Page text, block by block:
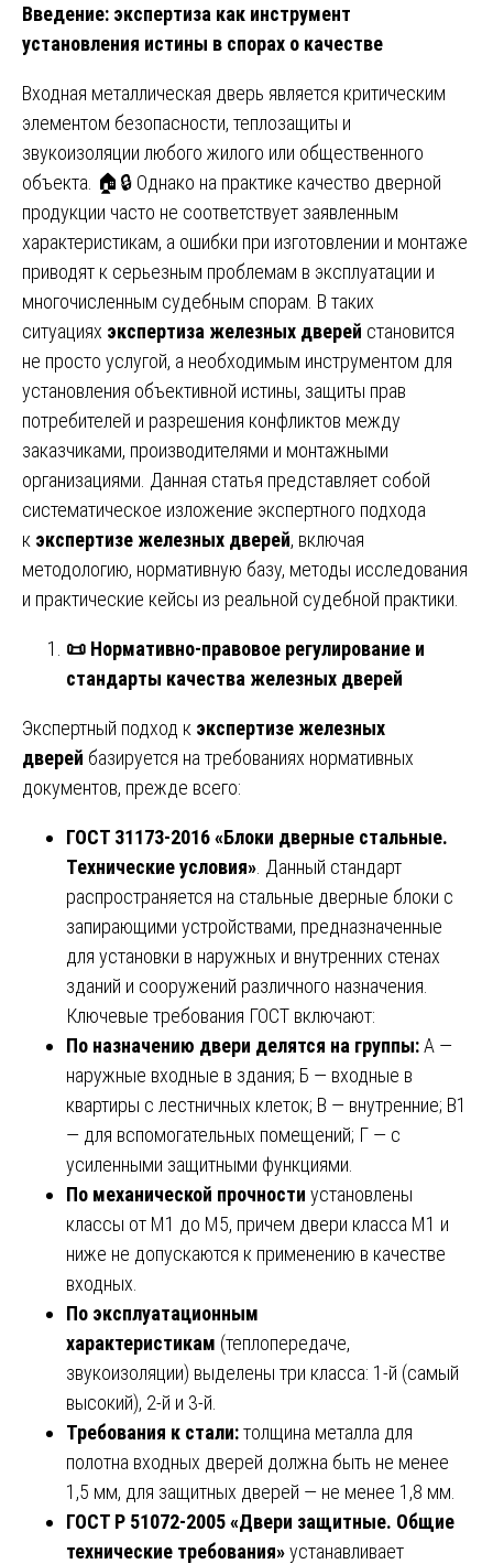
Введение: экспертиза как инструмент
установления истины в спорах о качестве
Входная металлическая дверь является критическим
элементом безопасности, теплозащиты и
звукоизоляции любого жилого или общественного
объекта. 🏠🔒 Однако на практике качество дверной
продукции часто не соответствует заявленным
характеристикам, а ошибки при изготовлении и монтаже
приводят к серьезным проблемам в эксплуатации и
многочисленным судебным спорам. В таких
ситуациях экспертиза железных дверей становится
не просто услугой, а необходимым инструментом для
установления объективной истины, защиты прав
потребителей и разрешения конфликтов между
заказчиками, производителями и монтажными
организациями. Данная статья представляет собой
систематическое изложение экспертного подхода
к экспертизе железных дверей, включая
методологию, нормативную базу, методы исследования
и практические кейсы из реальной судебной практики.
📜 Нормативно-правовое регулирование и
стандарты качества железных дверей
Экспертный подход к экспертизе железных
дверей базируется на требованиях нормативных
документов, прежде всего:
ГОСТ 31173-2016 «Блоки дверные стальные.
Технические условия» . Данный стандарт
распространяется на стальные дверные блоки с
запирающими устройствами, предназначенные
для установки в наружных и внутренних стенах
зданий и сооружений различного назначения.
Ключевые требования ГОСТ включают:
По назначению двери делятся на группы:А —
наружные входные в здания; Б — входные в
квартиры с лестничных клеток; В — внутренние; В1
— для вспомогательных помещений; Г — с
усиленными защитными функциями.
По механической прочности установлены
классы от М1 до М5, причем двери класса М1 и
ниже не допускаются к применению в качестве
входных.
По эксплуатационным
характеристикам (теплопередаче,
звукоизоляции) выделены три класса: 1-й (самый
высокий), 2-й и 3-й.
Требования к стали:толщина металла для
полотна входных дверей должна быть не менее
1,5 мм, для защитных дверей — не менее 1,8 мм.
ГОСТ Р 51072-2005 «Двери защитные. Общие
технические требования»устанавливает